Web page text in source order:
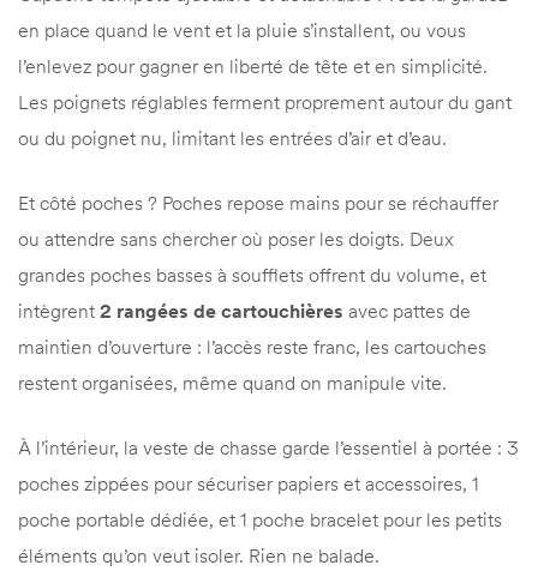
en place quand le vent et la pluie s’installent, ou vous
l’enlevez pour gagner en liberté de tête et en simplicité.
Les poignets réglables ferment proprement autour du gant
ou du poignet nu, limitant les entrées d’air et d’eau.
Et côté poches ? Poches repose mains pour se réchauffer
ou attendre sans chercher où poser les doigts. Deux
grandes poches basses à soufflets offrent du volume, et
intègrent 2 rangées de cartouchières avec pattes de
maintien d’ouverture : l’accès reste franc, les cartouches
restent organisées, même quand on manipule vite.
À l’intérieur, la veste de chasse garde l’essentiel à portée : 3
poches zippées pour sécuriser papiers et accessoires, 1
poche portable dédiée, et 1 poche bracelet pour les petits
éléments qu’on veut isoler. Rien ne balade.